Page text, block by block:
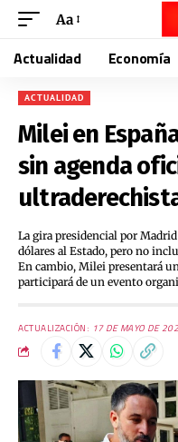
Aa
Actualidad Economía
ACTUALIDAD
Milei en
sin agenda
La gira presidencial por
dólares al Estado, pero no
En cambio, Milei presentará
participará de un evento
ACTUALIZACIÓN: 17 DE MAYO DE